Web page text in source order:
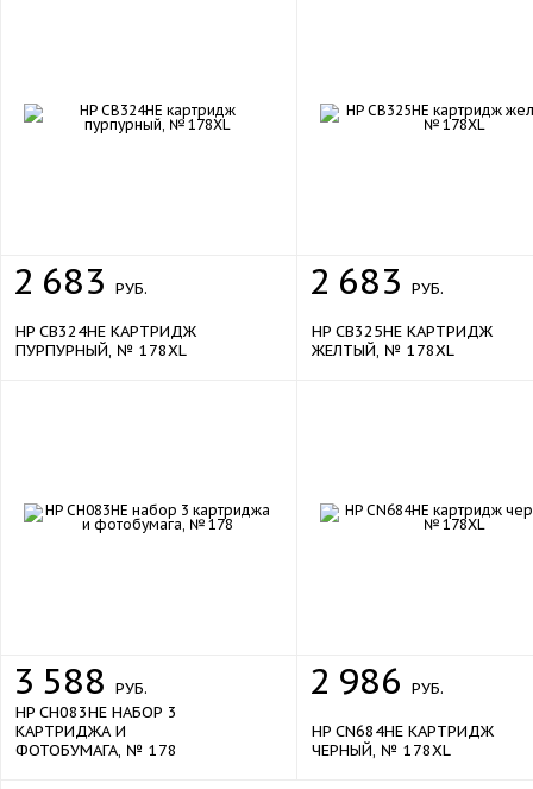
2 683 РУБ.
HP CB324HE КАРТРИДЖ
ПУРПУРНЫЙ, № 178XL
2 683 РУБ.
HP CB325HE КАРТРИДЖ
ЖЕЛТЫЙ, № 178XL
3 588 РУБ.
HP CH083HE НАБОР 3
КАРТРИДЖА И
ФОТОБУМАГА, № 178
2 986 РУБ.
HP CN684HE КАРТРИДЖ
ЧЕРНЫЙ, № 178XL